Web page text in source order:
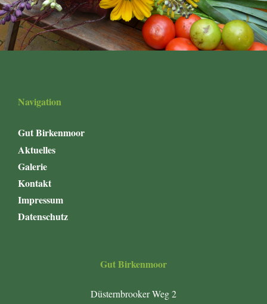
Navigation
Gut Birkenmoor
Aktuelles
Galerie
Kontakt
Impressum
Datenschutz
Gut Birkenmoor
Düsternbrooker Weg 2